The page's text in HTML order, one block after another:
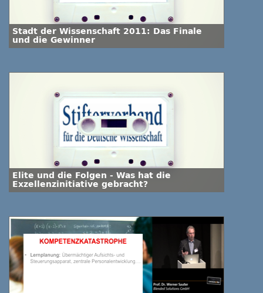
Stadt der Wissenschaft 2011: Das Finale
und die Gewinner
Elite und die Folgen - Was hat die
Exzellenzinitiative gebracht?